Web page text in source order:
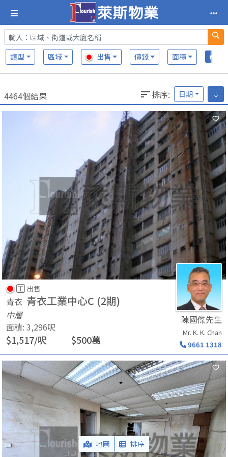
類型 區域 出售 價錢 面積
4464個結果 排序: 日期 ↓
工 出售
青衣 青衣工業中心C (2期)
中層
面積: 3,296呎
$1,517/呎 $500萬
陳國傑先生
Mr. K. K. Chan
9661 1318
地圖 排序